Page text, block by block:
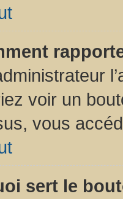
voir un
vous
sert le